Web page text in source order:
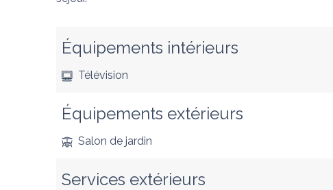
Équipements intérieurs
Télévision
Équipements extérieurs
Salon de jardin
Services extérieurs